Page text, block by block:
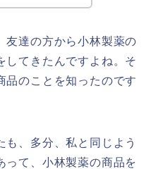
友達の方から小林製薬の
してきたんですよね。そ
品のことを知ったのです
も、多分、私と同じよう
って、小林製薬の商品を